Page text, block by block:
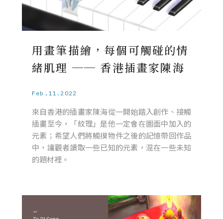
用畫筆描繪，每個可觸碰的情
緒肌理 ── 香港插畫家陳海
Feb.11.2022
來自香港的插畫家陳海從一開始踏入創作、接觸
插畫至今，「紋理」是他一定會在圖面中加入的
元素；希望人們將觸摸物件之後的記憶帶回作品
中，讓觀者讀取一些已知的元素，混在一些未知
的題材裡。